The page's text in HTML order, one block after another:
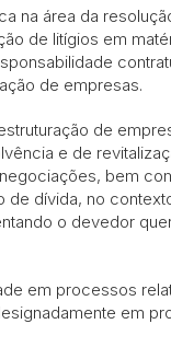
na área da
de litígios em
de empresas.
de
e de
bem
de dívida, no
o devedor
em processos
em